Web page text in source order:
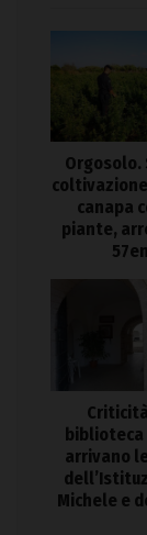
Orgosolo.
canapa
piante,
biblioteca
arrivano
Michele e